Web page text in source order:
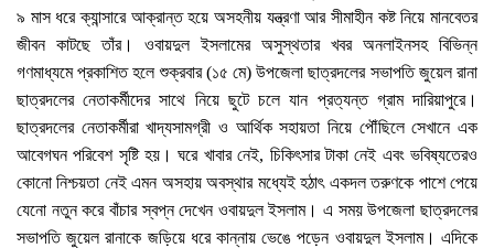
৯ মাস ধরে ক্যান্সারে আক্রান্ত হয়ে অসহনীয় যন্ত্রণা আর সীমাহীন কষ্ট নিয়ে মানবেতর
জীবন কাটছে তাঁর। ওবায়দুল ইসলামের অসুস্থতার খবর অনলাইনসহ বিভিন্ন
গণমাধ্যমে প্রকাশিত হলে শুক্রবার (১৫ মে) উপজেলা ছাত্রদলের সভাপতি জুয়েল রানা
ছাত্রদলের নেতাকর্মীদের সাথে নিয়ে ছুটে চলে যান প্রত্যন্ত গ্রাম দারিয়াপুরে।
ছাত্রদলের নেতাকর্মীরা খাদ্যসামগ্রী ও আর্থিক সহায়তা নিয়ে পৌঁছিলে সেখানে এক
আবেগঘন পরিবেশ সৃষ্টি হয়। ঘরে খাবার নেই, চিকিৎসার টাকা নেই এবং ভবিষ্যতেরও
কোনো নিশ্চয়তা নেই এমন অসহায় অবস্থার মধ্যেই হঠাৎ একদল তরুণকে পাশে পেয়ে
যেনো নতুন করে বাঁচার স্বপ্ন দেখেন ওবায়দুল ইসলাম। এ সময় উপজেলা ছাত্রদলের
সভাপতি জুয়েল রানাকে জড়িয়ে ধরে কান্নায় ভেঙে পড়েন ওবায়দুল ইসলাম। এদিকে